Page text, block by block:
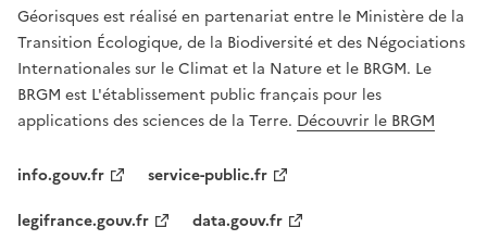
T
É
,
É
G
A
L
F
Géorisques est réalisé en partenariat entre le Ministère de la
Transition Écologique, de la Biodiversité et des Négociations
Internationales sur le Climat et la Nature et le BRGM. Le
BRGM est L'établissement public français pour les
applications des sciences de la Terre. Découvrir le BRGM
info.gouv.fr
service-public.fr
legifrance.gouv.fr
data.gouv.fr